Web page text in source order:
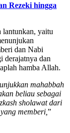
Rezeki hingga
lantunkan, yaitu
dan Nabi
derajatnya dan
hamba Allah.
mahabbah
beliau sebagai
sholawatdari
memberi, ”